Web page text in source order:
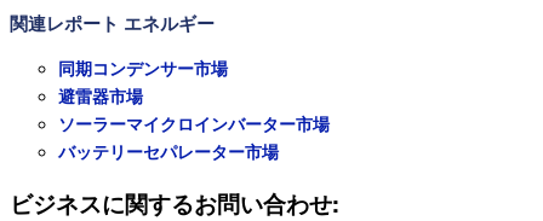
関連レポート エネルギー
同期コンデンサー市場
避雷器市場
ソーラーマイクロインバーター市場
バッテリーセパレーター市場
ビジネスに関するお問い合わせ: